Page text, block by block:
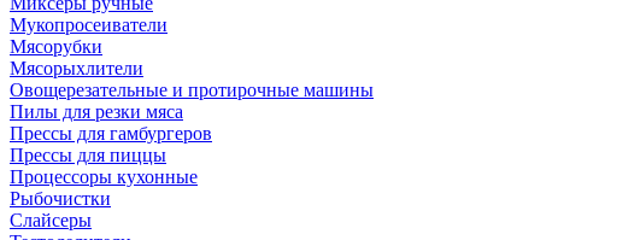
Мукопросеиватели
Мясорубки
Мясорыхлители
Овощерезательные и протирочные машины
Пилы для резки мяса
Прессы для гамбургеров
Прессы для пиццы
Процессоры кухонные
Рыбочистки
Слайсеры